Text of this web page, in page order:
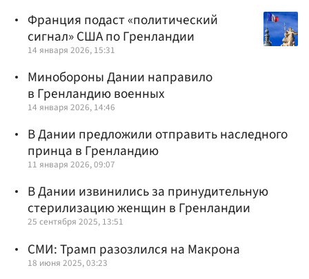
Франция подаст «политический
сигнал» США по Гренландии
14 января 2026, 15:31
Минобороны Дании направило
в Гренландию военных
14 января 2026, 14:46
В Дании предложили отправить наследного
принца в Гренландию
11 января 2026, 09:07
В Дании извинились за принудительную
стерилизацию женщин в Гренландии
25 сентября 2025, 13:51
СМИ: Трамп разозлился на Макрона
18 июня 2025, 03:23